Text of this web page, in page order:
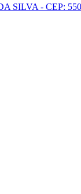
SILVA - CEP: